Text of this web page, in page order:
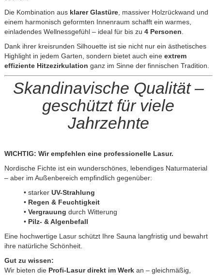
Die Kombination aus klarer Glastüre, massiver Holzrückwand und
einem harmonisch geformten Innenraum schafft ein warmes,
einladendes Wellnessgefühl – ideal für bis zu 4 Personen.
Dank ihrer kreisrunden Silhouette ist sie nicht nur ein ästhetisches
Highlight in jedem Garten, sondern bietet auch eine extrem
effiziente Hitzezirkulation ganz im Sinne der finnischen Tradition.
Skandinavische Qualität –
geschützt für viele
Jahrzehnte
WICHTIG: Wir empfehlen eine professionelle Lasur.
Nordische Fichte ist ein wunderschönes, lebendiges Naturmaterial
– aber im Außenbereich empfindlich gegenüber:
• starker UV-Strahlung
• Regen & Feuchtigkeit
• Vergrauung durch Witterung
• Pilz- & Algenbefall
Eine hochwertige Lasur schützt Ihre Sauna langfristig und bewahrt
ihre natürliche Schönheit.
Gut zu wissen:
Wir bieten die Profi-Lasur direkt im Werkan – gleichmäßig,